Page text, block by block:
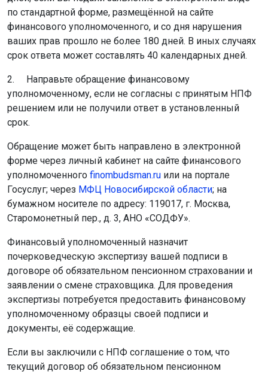
по стандартной форме, размещённой на сайте
финансового уполномоченного, и со дня нарушения
ваших прав прошло не более 180 дней. В иных случаях
срок ответа может составлять 40 календарных дней.
2. Направьте обращение финансовому
уполномоченному, если не согласны с принятым НПФ
решением или не получили ответ в установленный
срок.
Обращение может быть направлено в электронной
форме через личный кабинет на сайте финансового
уполномоченного finombudsman.ru или на портале
Госуслуг; через МФЦ Новосибирской области; на
бумажном носителе по адресу: 119017, г. Москва,
Старомонетный пер., д. 3, АНО «СОДФУ».
Финансовый уполномоченный назначит
почерковедческую экспертизу вашей подписи в
договоре об обязательном пенсионном страховании и
заявлении о смене страховщика. Для проведения
экспертизы потребуется предоставить финансовому
уполномоченному образцы своей подписи и
документы, её содержащие.
Если вы заключили с НПФ соглашение о том, что
текущий договор об обязательном пенсионном